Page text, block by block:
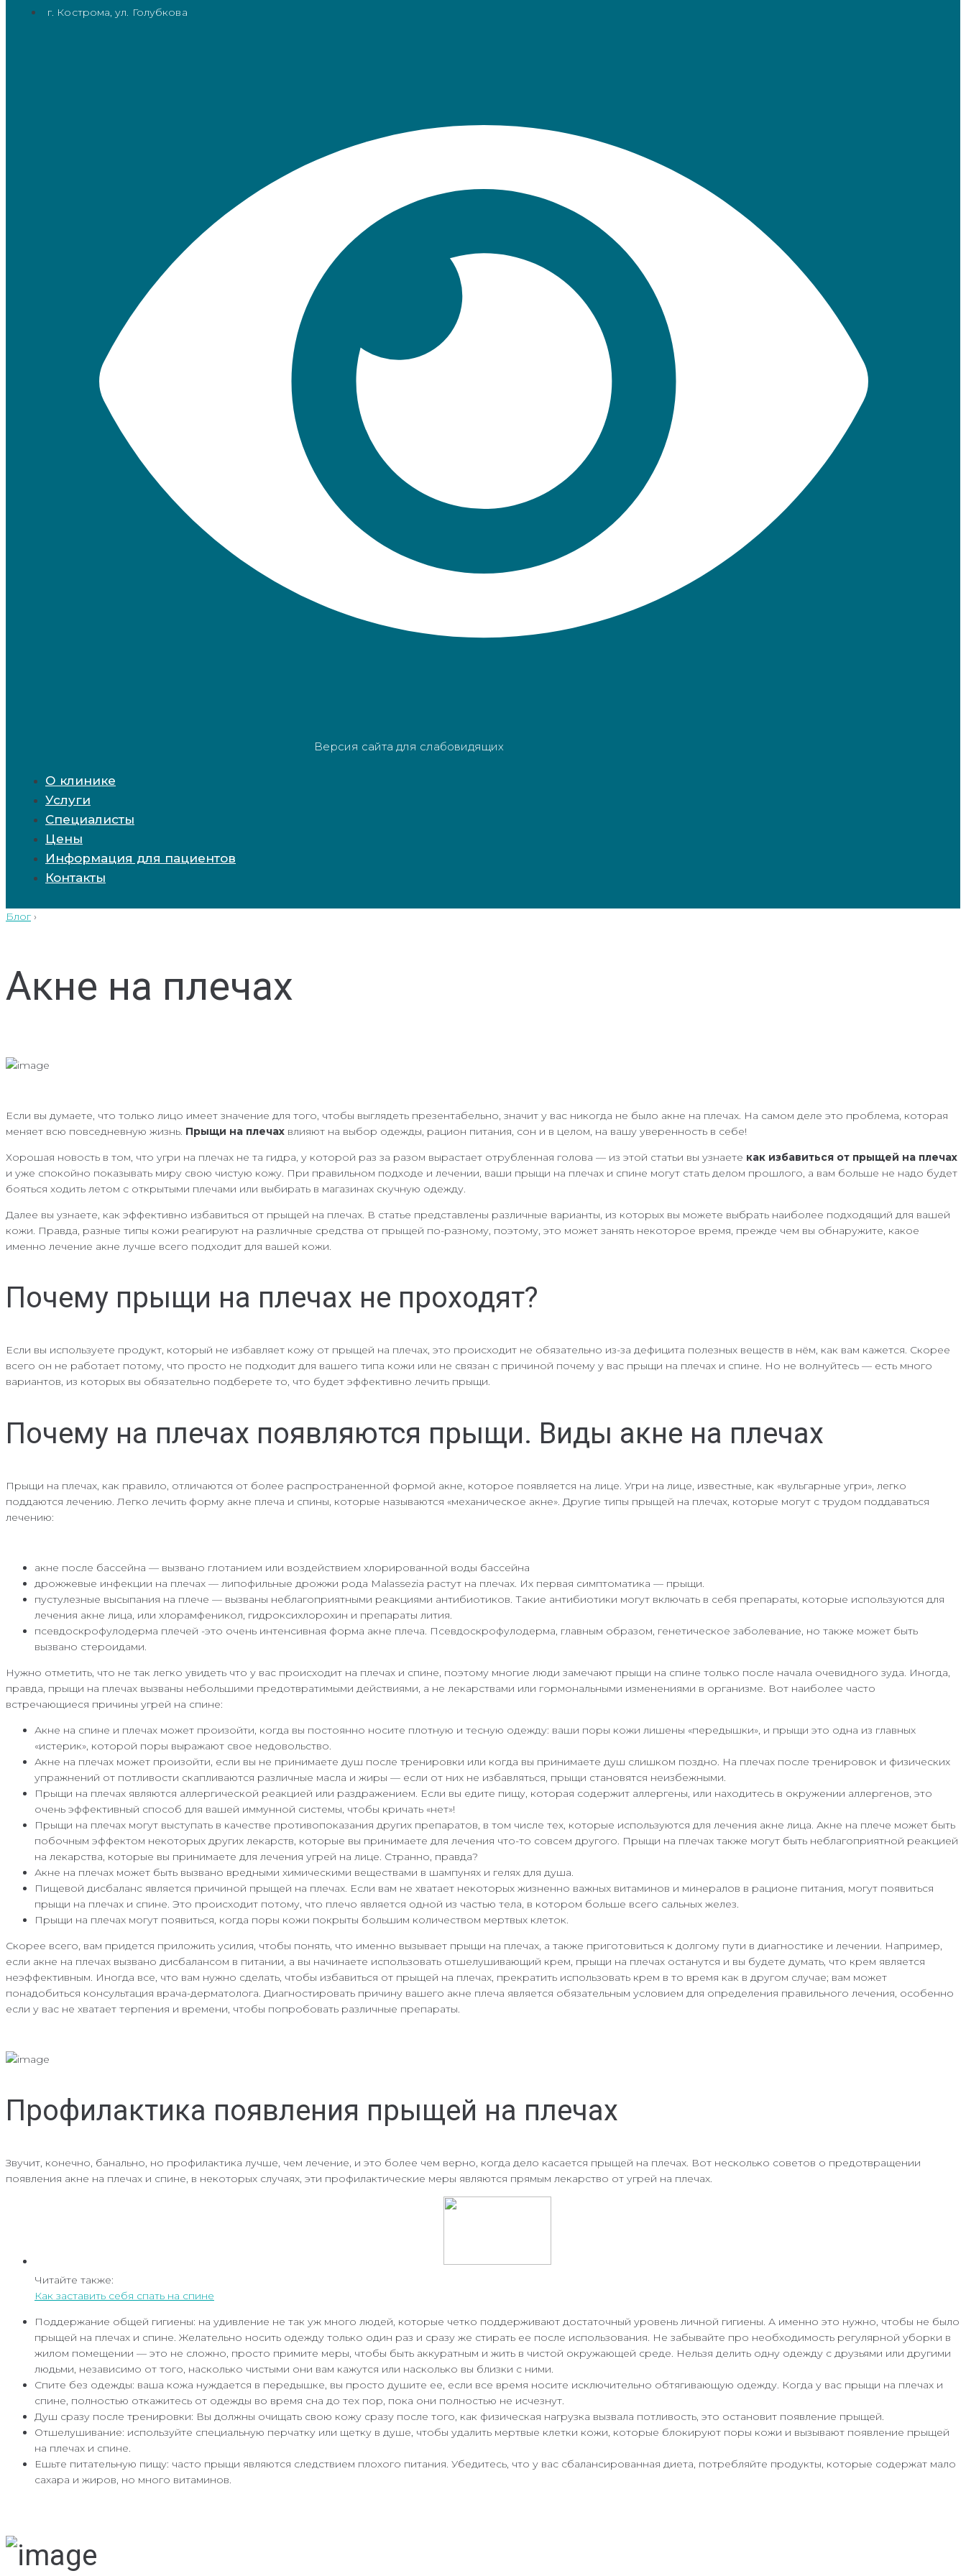
г. Кострома, ул. Голубкова
Версия сайта для слабовидящих
О клинике
Услуги
Специалисты
Цены
Информация для пациентов
Контакты
Блог ›
Акне на плечах
Если вы думаете, что только лицо имеет значение для того, чтобы выглядеть презентабельно, значит у вас никогда не было акне на плечах. На самом деле это проблема, которая
меняет всю повседневную жизнь. Прыщи на плечах влияют на выбор одежды, рацион питания, сон и в целом, на вашу уверенность в себе!
Хорошая новость в том, что угри на плечах не та гидра, у которой раз за разом вырастает отрубленная голова — из этой статьи вы узнаете как избавиться от прыщей на плечах
и уже спокойно показывать миру свою чистую кожу. При правильном подходе и лечении, ваши прыщи на плечах и спине могут стать делом прошлого, а вам больше не надо будет
бояться ходить летом с открытыми плечами или выбирать в магазинах скучную одежду.
Далее вы узнаете, как эффективно избавиться от прыщей на плечах. В статье представлены различные варианты, из которых вы можете выбрать наиболее подходящий для вашей
кожи. Правда, разные типы кожи реагируют на различные средства от прыщей по-разному, поэтому, это может занять некоторое время, прежде чем вы обнаружите, какое
именно лечение акне лучше всего подходит для вашей кожи.
Почему прыщи на плечах не проходят?
Если вы используете продукт, который не избавляет кожу от прыщей на плечах, это происходит не обязательно из-за дефицита полезных веществ в нём, как вам кажется. Скорее
всего он не работает потому, что просто не подходит для вашего типа кожи или не связан с причиной почему у вас прыщи на плечах и спине. Но не волнуйтесь — есть много
вариантов, из которых вы обязательно подберете то, что будет эффективно лечить прыщи.
Почему на плечах появляются прыщи. Виды акне на плечах
Прыщи на плечах, как правило, отличаются от более распространенной формой акне, которое появляется на лице. Угри на лице, известные, как «вульгарные угри», легко
поддаются лечению. Легко лечить форму акне плеча и спины, которые называются «механическое акне». Другие типы прыщей на плечах, которые могут с трудом поддаваться
лечению:
акне после бассейна — вызвано глотанием или воздействием хлорированной воды бассейна
дрожжевые инфекции на плечах — липофильные дрожжи рода Malassezia растут на плечах. Их первая симптоматика — прыщи.
пустулезные высыпания на плече — вызваны неблагоприятными реакциями антибиотиков. Такие антибиотики могут включать в себя препараты, которые используются для
лечения акне лица, или хлорамфеникол, гидроксихлорохин и препараты лития.
псевдоскрофулодерма плечей -это очень интенсивная форма акне плеча. Псевдоскрофулодерма, главным образом, генетическое заболевание, но также может быть
вызвано стероидами.
Нужно отметить, что не так легко увидеть что у вас происходит на плечах и спине, поэтому многие люди замечают прыщи на спине только после начала очевидного зуда. Иногда,
правда, прыщи на плечах вызваны небольшими предотвратимыми действиями, а не лекарствами или гормональными изменениями в организме. Вот наиболее часто
встречающиеся причины угрей на спине:
Акне на спине и плечах может произойти, когда вы постоянно носите плотную и тесную одежду: ваши поры кожи лишены «передышки», и прыщи это одна из главных
«истерик», которой поры выражают свое недовольство.
Акне на плечах может произойти, если вы не принимаете душ после тренировки или когда вы принимаете душ слишком поздно. На плечах после тренировок и физических
упражнений от потливости скапливаются различные масла и жиры — если от них не избавляться, прыщи становятся неизбежными.
Прыщи на плечах являются аллергической реакцией или раздражением. Если вы едите пищу, которая содержит аллергены, или находитесь в окружении аллергенов, это
очень эффективный способ для вашей иммунной системы, чтобы кричать «нет»!
Прыщи на плечах могут выступать в качестве противопоказания других препаратов, в том числе тех, которые используются для лечения акне лица. Акне на плече может быть
побочным эффектом некоторых других лекарств, которые вы принимаете для лечения что-то совсем другого. Прыщи на плечах также могут быть неблагоприятной реакцией
на лекарства, которые вы принимаете для лечения угрей на лице. Странно, правда?
Акне на плечах может быть вызвано вредными химическими веществами в шампунях и гелях для душа.
Пищевой дисбаланс является причиной прыщей на плечах. Если вам не хватает некоторых жизненно важных витаминов и минералов в рационе питания, могут появиться
прыщи на плечах и спине. Это происходит потому, что плечо является одной из частью тела, в котором больше всего сальных желез.
Прыщи на плечах могут появиться, когда поры кожи покрыты большим количеством мертвых клеток.
Скорее всего, вам придется приложить усилия, чтобы понять, что именно вызывает прыщи на плечах, а также приготовиться к долгому пути в диагностике и лечении. Например,
если акне на плечах вызвано дисбалансом в питании, а вы начинаете использовать отшелушивающий крем, прыщи на плечах останутся и вы будете думать, что крем является
неэффективным. Иногда все, что вам нужно сделать, чтобы избавиться от прыщей на плечах, прекратить использовать крем в то время как в другом случае; вам может
понадобиться консультация врача-дерматолога. Диагностировать причину вашего акне плеча является обязательным условием для определения правильного лечения, особенно
если у вас не хватает терпения и времени, чтобы попробовать различные препараты.
Профилактика появления прыщей на плечах
Звучит, конечно, банально, но профилактика лучше, чем лечение, и это более чем верно, когда дело касается прыщей на плечах. Вот несколько советов о предотвращении
появления акне на плечах и спине, в некоторых случаях, эти профилактические меры являются прямым лекарство от угрей на плечах.
Читайте также:
Как заставить себя спать на спине
Поддержание общей гигиены: на удивление не так уж много людей, которые четко поддерживают достаточный уровень личной гигиены. А именно это нужно, чтобы не было
прыщей на плечах и спине. Желательно носить одежду только один раз и сразу же стирать ее после использования. Не забывайте про необходимость регулярной уборки в
жилом помещении — это не сложно, просто примите меры, чтобы быть аккуратным и жить в чистой окружающей среде. Нельзя делить одну одежду с друзьями или другими
людьми, независимо от того, насколько чистыми они вам кажутся или насколько вы близки с ними.
Спите без одежды: ваша кожа нуждается в передышке, вы просто душите ее, если все время носите исключительно обтягивающую одежду. Когда у вас прыщи на плечах и
спине, полностью откажитесь от одежды во время сна до тех пор, пока они полностью не исчезнут.
Душ сразу после тренировки: Вы должны очищать свою кожу сразу после того, как физическая нагрузка вызвала потливость, это остановит появление прыщей.
Отшелушивание: используйте специальную перчатку или щетку в душе, чтобы удалить мертвые клетки кожи, которые блокируют поры кожи и вызывают появление прыщей
на плечах и спине.
Ешьте питательную пищу: часто прыщи являются следствием плохого питания. Убедитесь, что у вас сбалансированная диета, потребляйте продукты, которые содержат мало
сахара и жиров, но много витаминов.